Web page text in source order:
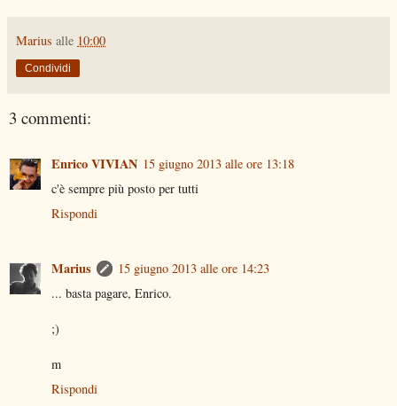
Marius alle 10:00
Condividi
3 commenti:
Enrico VIVIAN 15 giugno 2013 alle ore 13:18
c'è sempre più posto per tutti
Rispondi
Marius
15 giugno 2013 alle ore 14:23
... basta pagare, Enrico.
;)
m
Rispondi